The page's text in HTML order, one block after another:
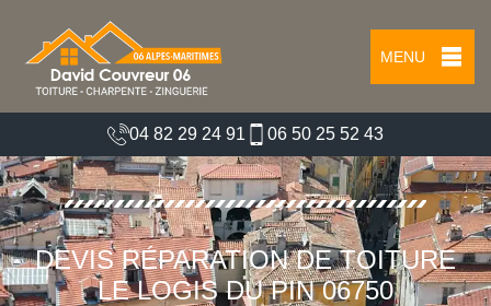
MENU
04 82 29 24 91 06 50 25 52 43
DEVIS RÉPARATION DE TOITURE
LE LOGIS DU PIN 06750